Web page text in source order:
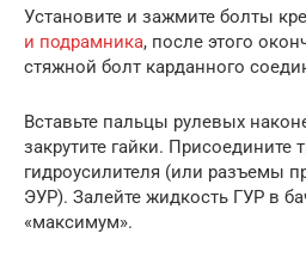
Установите и зажмите болты
и подрамника, после этого
стяжной болт карданного
Вставьте пальцы рулевых
закрутите гайки. Присоедините
гидроусилителя (или разъемы
ЭУР). Залейте жидкость ГУР в
«максимум».